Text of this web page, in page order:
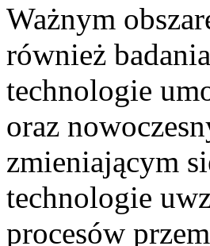
Ważnym
również
technologie
oraz
zmieniającym
technologie
procesów